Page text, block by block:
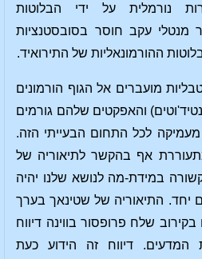
נורמלית על ידי הבלוטות
מנטלי עקב חוסר בסובסטנציות
ההורמונאליות של התירואיד.
מועברים אל הגוף הורמונים
והאפקטים שלהם גורמים
לכל התחום הבעייתי הזה.
אף בהקשר לתיאוריה של
קשורה במידת-מה לנושא שלנו יהיה
יחד. התיאוריה של שטינאך בערך
לפני 10 שנים בקירוב שלח פרופסור בווינה דיווח
המדעים. דיווח זה הידוע כעת